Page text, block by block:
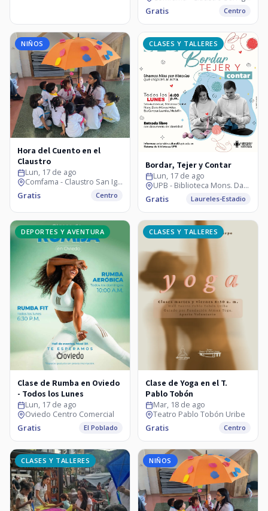
Gratis Centro
NIÑOS
Hora del Cuento en el
Claustro
Lun, 17 de ago
Comfama - Claustro San Ignacio
Gratis Centro
CLASES Y TALLERES
Bordar, Tejer y Contar
Lun, 17 de ago
UPB - Biblioteca Mons. Darío Múnera
Gratis Laureles-Estadio
DEPORTES Y AVENTURA
Clase de Rumba en Oviedo
- Todos los Lunes
Lun, 17 de ago
Oviedo Centro Comercial
Gratis El Poblado
CLASES Y TALLERES
Clase de Yoga en el T.
Pablo Tobón
Mar, 18 de ago
Teatro Pablo Tobón Uribe
Gratis Centro
CLASES Y TALLERES NIÑOS